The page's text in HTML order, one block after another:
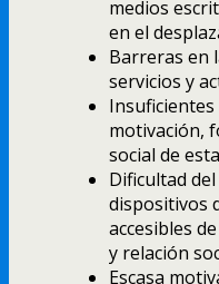
medios
en el
Barreras en
servicios y
motivación,
social de
Dificultad
dispositivos
accesibles
y relación
Escasa